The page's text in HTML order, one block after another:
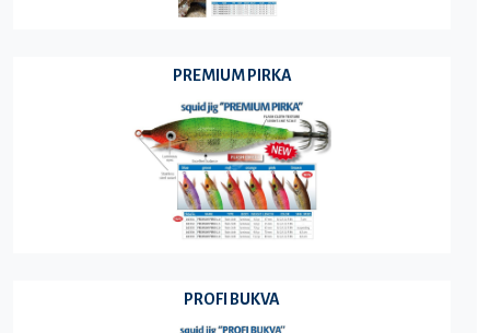
PREMIUM PIRKA
PROFI BUKVA